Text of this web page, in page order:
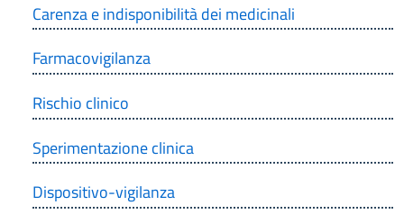
Carenza e indisponibilità dei medicinali
Farmacovigilanza
Rischio clinico
Sperimentazione clinica
Dispositivo-vigilanza